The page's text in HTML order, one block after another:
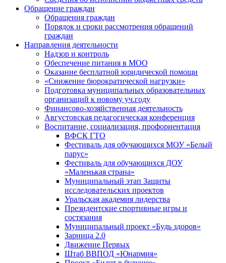
Обращение граждан
Обращения граждан
Порядок и сроки рассмотрения обращений
граждан
Направления деятельности
Надзор и контроль
Обеспечение питания в МОО
Оказание бесплатной юридической помощи
«Снижение бюрократической нагрузки»
Подготовка муниципальных образовательных
организаций к новому уч.году
Финансово-хозяйственная деятельность
Августовская педагогическая конференция
Воспитание, социализация, профориентация
ВФСК ГТО
Фестиваль для обучающихся МОУ «Белый
парус»
Фестиваль для обучающихся ДОУ
«Маленькая страна»
Муниципальный этап Защиты
исследовательских проектов
Уральская академия лидерства
Президентские спортивные игры и
состязания
Муниципальный проект «Будь здоров»
Зарница 2.0
Движение Первых
Штаб ВВПОД «Юнармия»